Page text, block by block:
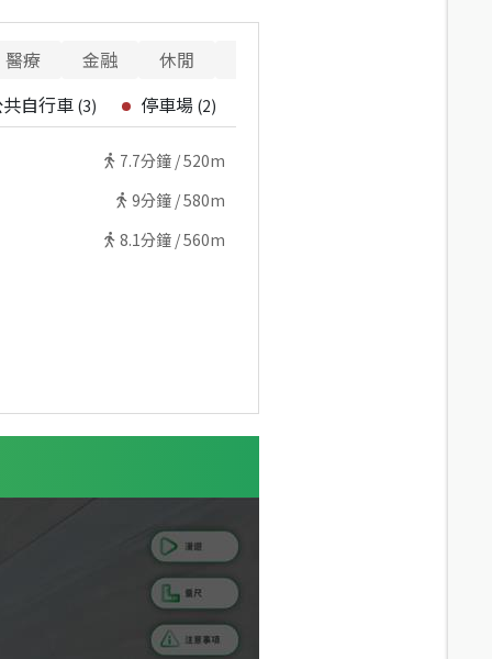
醫療 金融 休閒
自行車 (3) 停車場 (2)
7.7分鐘 /520m
9分鐘 /580m
8.1分鐘 /560m